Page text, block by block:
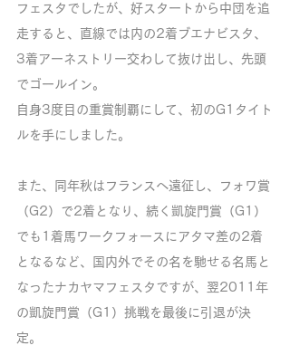
フェスタでしたが、好スタートから中団を追
走すると、直線では内の2着ブエナビスタ、
3着アーネストリー交わして抜け出し、先頭
でゴールイン。
自身3度目の重賞制覇にして、初のG1タイト
ルを手にしました。
また、同年秋はフランスへ遠征し、フォワ賞
（G2）で2着となり、続く凱旋門賞（G1）
でも1着馬ワークフォースにアタマ差の2着
となるなど、国内外でその名を馳せる名馬と
なったナカヤマフェスタですが、翌2011年
の凱旋門賞（G1）挑戦を最後に引退が決
定。